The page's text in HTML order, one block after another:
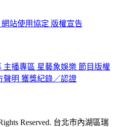
網站使用協定 版權宣告
主播專區 星藝象娛樂 節目版權
聲明 獲獎紀錄／認證
Reserved. 台北市內湖區瑞